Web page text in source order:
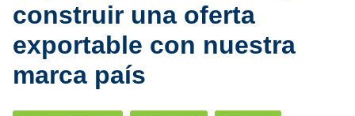
construir una oferta
exportable con nuestra
marca país